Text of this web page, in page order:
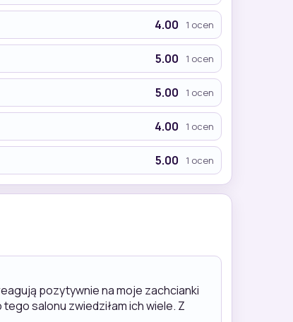
4.00 1 ocen
5.00 1 ocen
5.00 1 ocen
4.00 1 ocen
5.00 1 ocen
pozytywnie na moje zachcianki
salonu zwiedziłam ich wiele. Z